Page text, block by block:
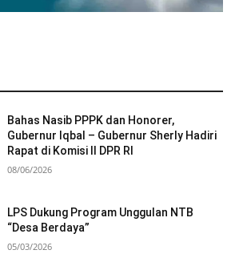
Bahas Nasib PPPK dan Honorer,
Gubernur Iqbal – Gubernur Sherly Hadiri
Rapat di Komisi II DPR RI
08/06/2026
LPS Dukung Program Unggulan NTB
“Desa Berdaya”
05/03/2026